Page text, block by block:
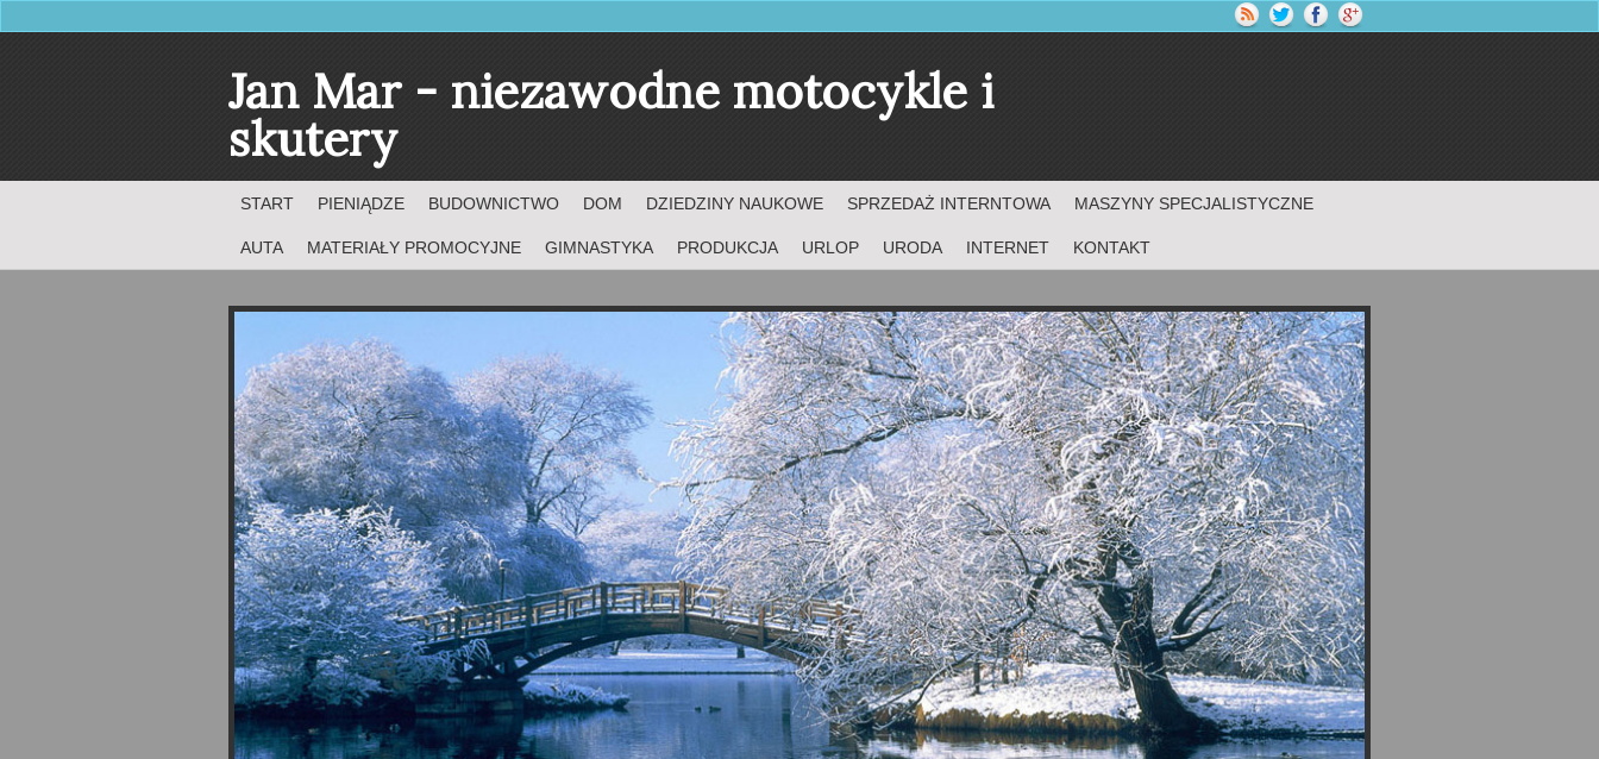
Jan Mar - niezawodne motocykle i
skutery
START PIENIĄDZE BUDOWNICTWO DOM DZIEDZINY NAUKOWE SPRZEDAŻ INTERNTOWA MASZYNY SPECJALISTYCZNE
AUTA MATERIAŁY PROMOCYJNE GIMNASTYKA PRODUKCJA URLOP URODA INTERNET KONTAKT